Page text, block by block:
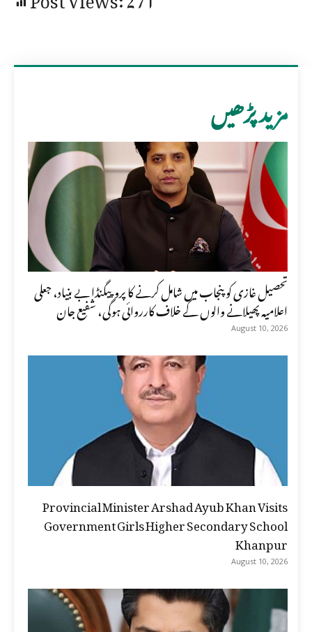
مزید پڑھیں
تحصیل غازی کو پنجاب میں شامل کرنے کا پروپیگنڈا بے بنیاد، جعلی
اعلامیہ پھیلانے والوں کے خلاف کارروائی ہوگی، شفیع جان
August 10, 2026
Provincial Minister Arshad Ayub Khan Visits
Government Girls Higher Secondary School
Khanpur
August 10, 2026